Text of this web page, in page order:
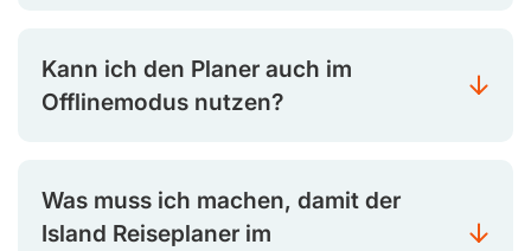
Kann ich den Planer auch im
Offlinemodus nutzen?
Was muss ich machen, damit der
Island Reiseplaner im